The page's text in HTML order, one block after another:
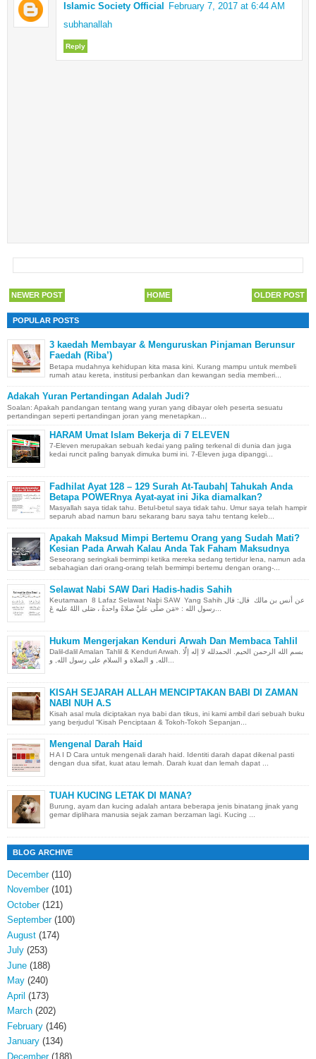
Islamic Society Official
February 7, 2017 at 6:44 AM
subhanallah
Reply
NEWER POST OLDER POST
HOME
POPULAR POSTS
3 kaedah Membayar & Menguruskan Pinjaman Berunsur
Faedah (Riba’)
Betapa mudahnya kehidupan kita masa kini. Kurang mampu untuk membeli
rumah atau kereta, institusi perbankan dan kewangan sedia memberi...
Adakah Yuran Pertandingan Adalah Judi?
Soalan: Apakah pandangan tentang wang yuran yang dibayar oleh peserta sesuatu
pertandingan seperti pertandingan joran yang menetapkan...
HARAM Umat Islam Bekerja di 7 ELEVEN
7-Eleven merupakan sebuah kedai yang paling terkenal di dunia dan juga
kedai runcit paling banyak dimuka bumi ini. 7-Eleven juga dipanggi...
Fadhilat Ayat 128 – 129 Surah At-Taubah| Tahukah Anda
Betapa POWERnya Ayat-ayat ini Jika diamalkan?
Masyallah saya tidak tahu. Betul-betul saya tidak tahu. Umur saya telah hampir
separuh abad namun baru sekarang baru saya tahu tentang keleb...
Apakah Maksud Mimpi Bertemu Orang yang Sudah Mati?
Kesian Pada Arwah Kalau Anda Tak Faham Maksudnya
Seseorang seringkali bermimpi ketika mereka sedang tertidur lena, namun ada
sebahagian dari orang-orang telah bermimpi bertemu dengan orang-...
Selawat Nabi SAW Dari Hadis-hadis Sahih
Keutamaan 8 Lafaz Selawat Nabi SAW Yang Sahih عن أنس بن مالك قال: قال
رسول الله : «مَن صلَّى عليَّ صلاةً واحدةً ، صَلى اللهُ عليه عَ...
Hukum Mengerjakan Kenduri Arwah Dan Membaca Tahlil
Dalil-dalil Amalan Tahlil & Kenduri Arwah. بسم الله الرحمن الحيم. الحمدلله لا إله إلّا
الله, و الصلاة و السلام على رسول الله, و...
KISAH SEJARAH ALLAH MENCIPTAKAN BABI DI ZAMAN
NABI NUH A.S
Kisah asal mula diciptakan nya babi dan tikus, ini kami ambil dari sebuah buku
yang berjudul “Kisah Penciptaan & Tokoh-Tokoh Sepanjan...
Mengenal Darah Haid
H A I D Cara untuk mengenali darah haid. Identiti darah dapat dikenal pasti
dengan dua sifat, kuat atau lemah. Darah kuat dan lemah dapat ...
TUAH KUCING LETAK DI MANA?
Burung, ayam dan kucing adalah antara beberapa jenis binatang jinak yang
gemar diplihara manusia sejak zaman berzaman lagi. Kucing ...
BLOG ARCHIVE
December(110)
November(101)
October(121)
September(100)
August (174)
July (253)
June (188)
May (240)
April (173)
March (202)
February (146)
January (134)
December(188)